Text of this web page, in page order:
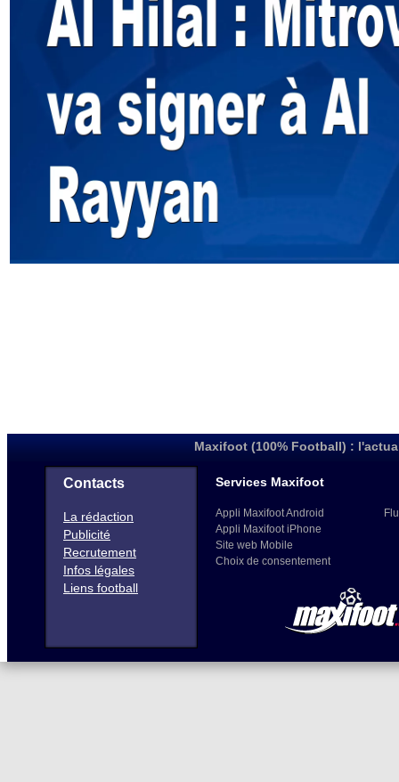
Maxifoot (100% Football) :
Contacts
La rédaction
Publicité
Recrutement
Infos légales
Liens football
Services Maxifoot
Appli Maxifoot Android
Appli Maxifoot iPhone
Site web Mobile
Choix de consentement